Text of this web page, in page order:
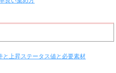
と上昇ステータス値と必要素材